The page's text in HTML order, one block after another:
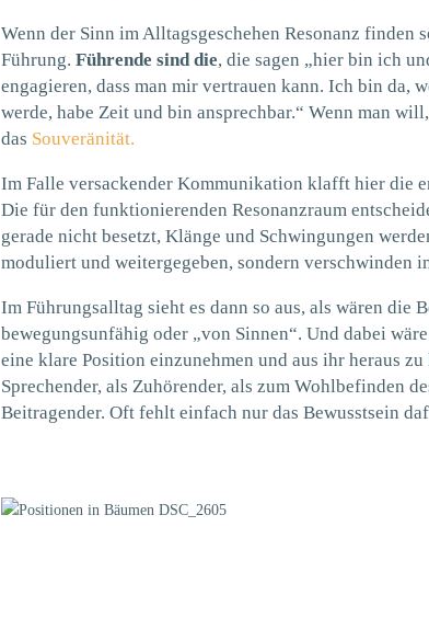
Wenn der Sinn im Alltagsgeschehen Resonanz finden
Führung. Führende sind die, die sagen „hier bin ich
engagieren, dass man mir vertrauen kann. Ich bin da,
werde, habe Zeit und bin ansprechbar.“ Wenn man
das Souveränität.
Im Falle versackender Kommunikation klafft hier die
Die für den funktionierenden Resonanzraum
gerade nicht besetzt, Klänge und Schwingungen
moduliert und weitergegeben, sondern verschwinden
Im Führungsalltag sieht es dann so aus, als wären die
bewegungsunfähig oder „von Sinnen“. Und dabei
eine klare Position einzunehmen und aus ihr heraus
Sprechender, als Zuhörender, als zum Wohlbefinden
Beitragender. Oft fehlt einfach nur das Bewusstsein